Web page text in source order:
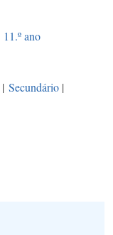
11.º ano
| Secundário |